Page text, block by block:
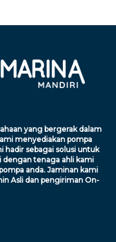
yang bergerak dalam
menyediakan pompa
hadir sebagai solusi untuk
tenaga ahli kami
anda. Jaminan kami
Asli dan pengiriman On-